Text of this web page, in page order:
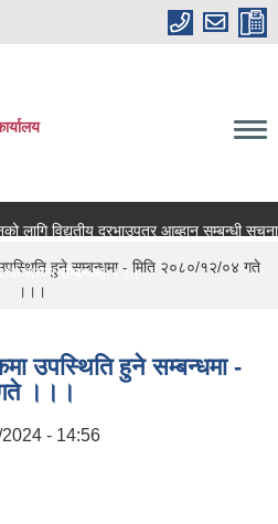
विद्युतीय दरभाउपत्र आब्हान सम्बन्धी सूचना
सरुवा सम्बन्धमा ।।।
हुने सम्बन्धमा - मिति २०८०/१२/०४ गते
।।।
उपस्थिति हुने सम्बन्धमा -
।।।
- 14:56